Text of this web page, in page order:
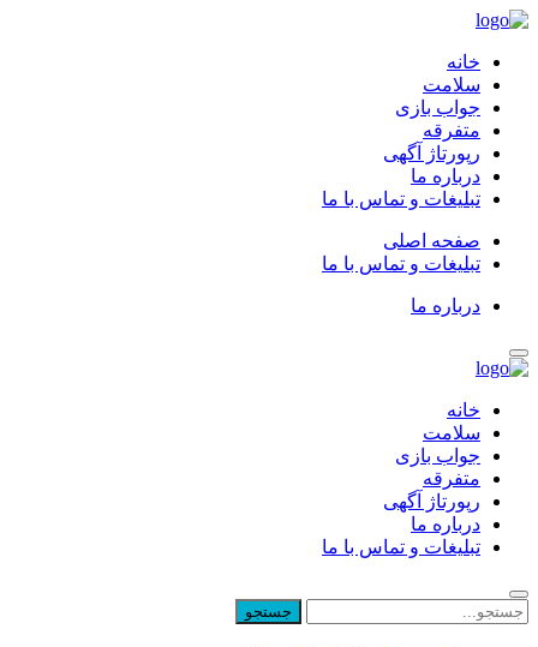
خانه
سلامت
جواب بازی
متفرقه
رپورتاژ آگهی
درباره ما
تبلیغات و تماس با ما
صفحه اصلی
تبلیغات و تماس با ما
درباره ما
خانه
سلامت
جواب بازی
متفرقه
رپورتاژ آگهی
درباره ما
تبلیغات و تماس با ما